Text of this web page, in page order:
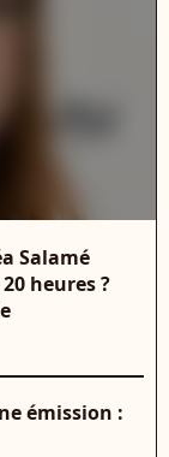
Salamé
heures ?
émission :